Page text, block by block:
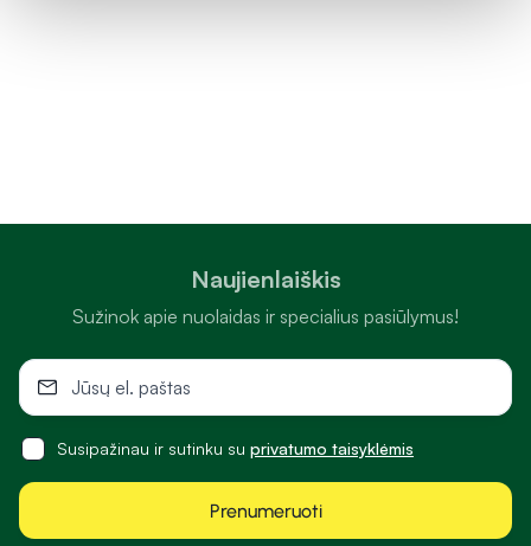
Naujienlaiškis
Sužinok apie nuolaidas ir specialius pasiūlymus!
Susipažinau ir sutinku su privatumo taisyklėmis
Prenumeruoti